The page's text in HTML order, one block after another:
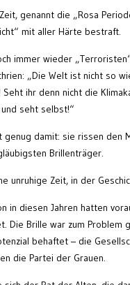
genannt die „Rosa
mit aller Härte bestraft.
immer wieder
„Die Welt ist nicht so
Seht ihr denn nicht die
seht selbst!“
genug damit: sie rissen den
Brillenträger.
unruhige Zeit, in der
in diesen Jahren hatten
Die Brille war zum Problem
behaftet – die
die Partei der Grauen.